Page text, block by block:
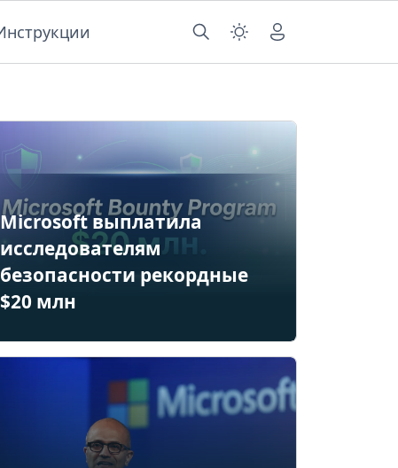
Microsoft выплатила
исследователям
безопасности рекордные
$20 млн